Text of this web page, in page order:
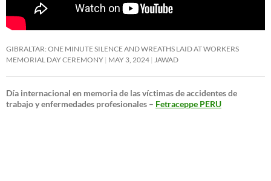
GIBRALTAR: ONE MINUTE SILENCE AND WREATHS LAID AT WORKERS
MEMORIAL DAY CEREMONY MAY 3, 2024 JAWAD
Día internacional en memoria de las víctimas de accidentes de
trabajo y enfermedades profesionales – Fetraceppe PERU